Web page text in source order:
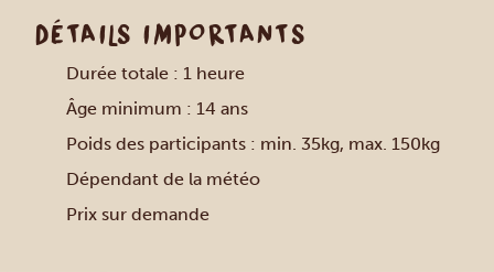
DÉTAILS IMPORTANTS
Durée totale : 1 heure
Âge minimum : 14 ans
Poids des participants : min. 35kg, max. 150kg
Dépendant de la météo
Prix sur demande